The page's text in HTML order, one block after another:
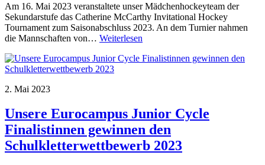
Am 16. Mai 2023 veranstaltete unser Mädchenhockeyteam der
Sekundarstufe das Catherine McCarthy Invitational Hockey
Tournament zum Saisonabschluss 2023. An dem Turnier nahmen
die Mannschaften von… Weiterlesen
2. Mai 2023
Unsere Eurocampus Junior Cycle
Finalistinnen gewinnen den
Schulkletterwettbewerb 2023